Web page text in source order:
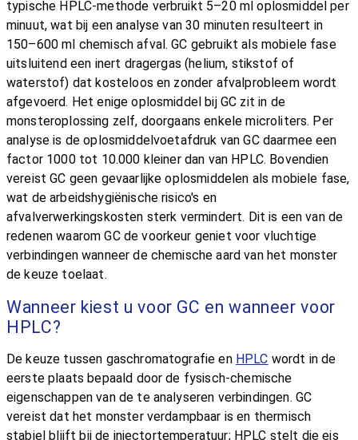
typische HPLC-methode verbruikt 5–20 ml oplosmiddel per
minuut, wat bij een analyse van 30 minuten resulteert in
150–600 ml chemisch afval. GC gebruikt als mobiele fase
uitsluitend een inert dragergas (helium, stikstof of
waterstof) dat kosteloos en zonder afvalprobleem wordt
afgevoerd. Het enige oplosmiddel bij GC zit in de
monsteroplossing zelf, doorgaans enkele microliters. Per
analyse is de oplosmiddelvoetafdruk van GC daarmee een
factor 1000 tot 10.000 kleiner dan van HPLC. Bovendien
vereist GC geen gevaarlijke oplosmiddelen als mobiele fase,
wat de arbeids­hygiënische risico's en
afvalverwerkingskosten sterk vermindert. Dit is een van de
redenen waarom GC de voorkeur geniet voor vluchtige
verbindingen wanneer de chemische aard van het monster
de keuze toelaat.
Wanneer kiest u voor GC en wanneer voor
HPLC?
De keuze tussen gaschromatografie en HPLC wordt in de
eerste plaats bepaald door de fysisch-chemische
eigenschappen van de te analyseren verbindingen. GC
vereist dat het monster verdampbaar is en thermisch
stabiel blijft bij de injectortemperatuur; HPLC stelt die eis